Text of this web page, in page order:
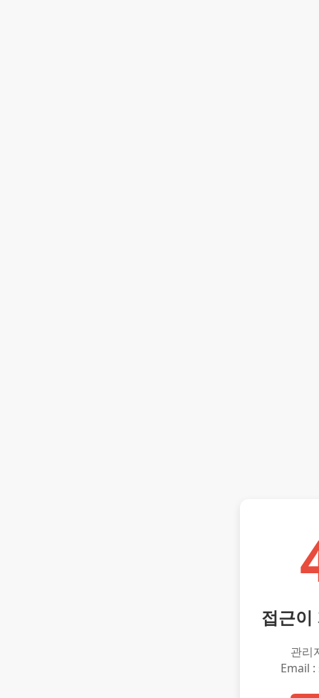
접근이
관리
Email